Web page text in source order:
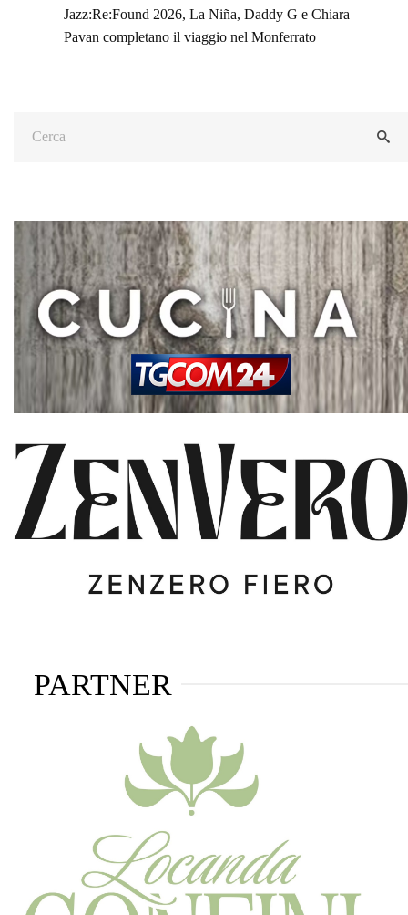
Jazz:Re:Found 2026, La Niña, Daddy G e Chiara
Pavan completano il viaggio nel Monferrato
PARTNER